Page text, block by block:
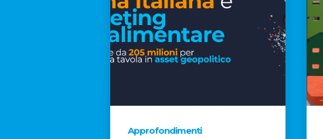
Approfondimenti